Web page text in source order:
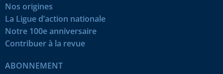
Nos origines
La Ligue d’action nationale
Notre 100e anniversaire
Contribuer à la revue
ABONNEMENT